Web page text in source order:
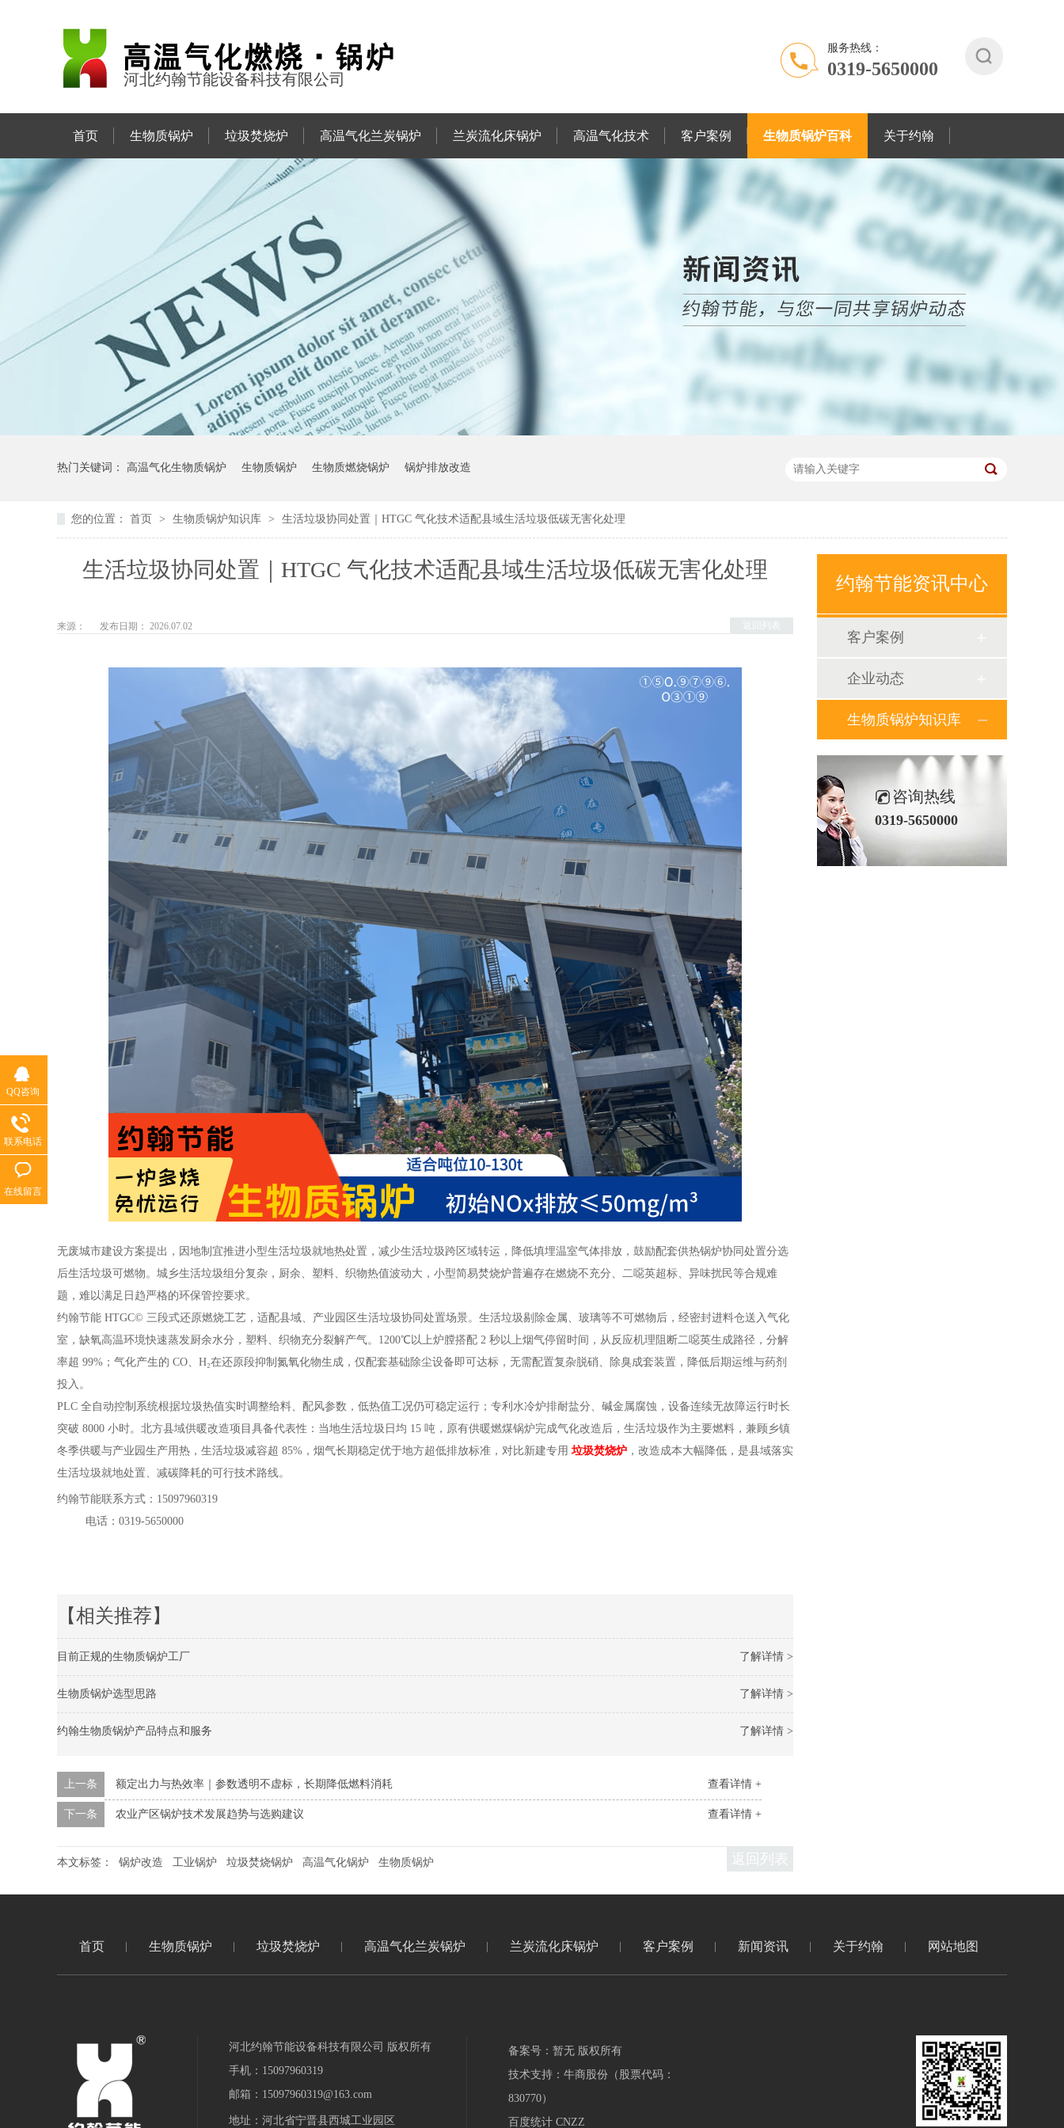
河北约翰节能设备科技有限公司
服务热线：
0319-5650000
首页 生物质锅炉 垃圾焚烧炉 高温气化兰炭锅炉 兰炭流化床锅炉 高温气化技术 客户案例 生物质锅炉百科 关于约翰
热门关键词： 高温气化生物质锅炉 生物质锅炉 生物质燃烧锅炉 锅炉排放改造
您的位置： 首页 > 生物质锅炉知识库 > 生活垃圾协同处置｜HTGC 气化技术适配县域生活垃圾低碳无害化处理
生活垃圾协同处置｜HTGC 气化技术适配县域生活垃圾低碳无害化处理
返回列表
来源： 发布日期： 2026.07.02
无废城市建设方案提出，因地制宜推进小型生活垃圾就地热处置，减少生活垃圾跨区域转运，降低填埋温室气体排放，鼓励配套供热锅炉协同处置分选
后生活垃圾可燃物。城乡生活垃圾组分复杂，厨余、塑料、织物热值波动大，小型简易焚烧炉普遍存在燃烧不充分、二噁英超标、异味扰民等合规难
题，难以满足日趋严格的环保管控要求。
约翰节能 HTGC© 三段式还原燃烧工艺，适配县域、产业园区生活垃圾协同处置场景。生活垃圾剔除金属、玻璃等不可燃物后，经密封进料仓送入气化
室，缺氧高温环境快速蒸发厨余水分，塑料、织物充分裂解产气。1200℃以上炉膛搭配 2 秒以上烟气停留时间，从反应机理阻断二噁英生成路径，分解
率超 99%；气化产生的 CO、H₂在还原段抑制氮氧化物生成，仅配套基础除尘设备即可达标，无需配置复杂脱硝、除臭成套装置，降低后期运维与药剂
投入。
PLC 全自动控制系统根据垃圾热值实时调整给料、配风参数，低热值工况仍可稳定运行；专利水冷炉排耐盐分、碱金属腐蚀，设备连续无故障运行时长
突破 8000 小时。北方县域供暖改造项目具备代表性：当地生活垃圾日均 15 吨，原有供暖燃煤锅炉完成气化改造后，生活垃圾作为主要燃料，兼顾乡镇
冬季供暖与产业园生产用热，生活垃圾减容超 85%，烟气长期稳定优于地方超低排放标准，对比新建专用垃圾焚烧炉 ，改造成本大幅降低，是县域落实
生活垃圾就地处置、减碳降耗的可行技术路线。
约翰节能联系方式：15097960319
电话：0319-5650000
【相关推荐】
了解详情 >
目前正规的生物质锅炉工厂
了解详情 >
生物质锅炉选型思路
了解详情 >
约翰生物质锅炉产品特点和服务
查看详情 +
上一条 额定出力与热效率｜参数透明不虚标，长期降低燃料消耗
查看详情 +
下一条 农业产区锅炉技术发展趋势与选购建议
返回列表
本文标签： 锅炉改造 工业锅炉 垃圾焚烧锅炉 高温气化锅炉 生物质锅炉
约翰节能资讯中心
客户案例
企业动态
生物质锅炉知识库
咨询热线
0319-5650000
首页 生物质锅炉 垃圾焚烧炉 高温气化兰炭锅炉 兰炭流化床锅炉 客户案例 新闻资讯 关于约翰 网站地图
河北约翰节能设备科技有限公司 版权所有
手机：15097960319
邮箱：15097960319@163.com
地址：河北省宁晋县西城工业园区
备案号：暂无 版权所有
技术支持：牛商股份（股票代码：
830770）
百度统计 CNZZ
QQ咨询
联系电话
在线留言